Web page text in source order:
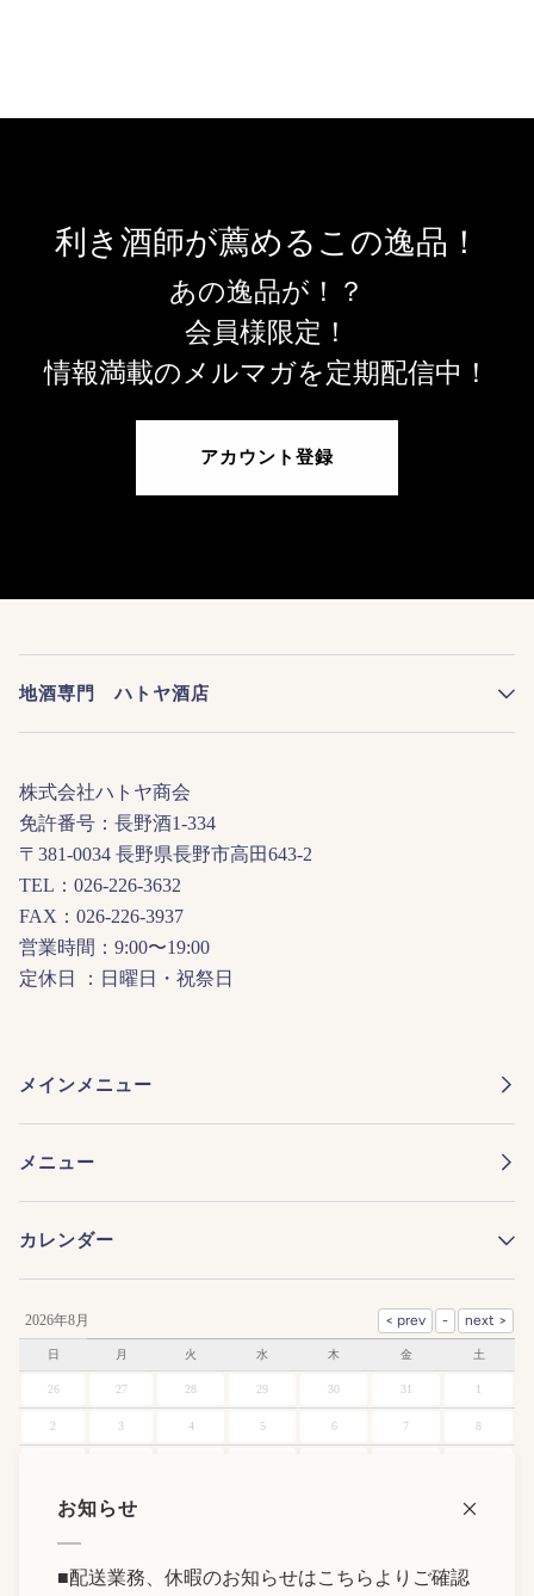
利き酒師が薦めるこの逸品！
あの逸品が！？
会員様限定！
情報満載のメルマガを定期配信中！
アカウント登録
地酒専門 ハトヤ酒店
株式会社ハトヤ商会
免許番号：長野酒1-334
〒381-0034 長野県長野市高田643-2
TEL：026-226-3632
FAX：026-226-3937
営業時間：9:00〜19:00
定休日 ：日曜日・祝祭日
メインメニュー
メニュー
カレンダー
2026年8月
日 月 火 水 木 金 土
26 27 28 29 30 31 1
2 3 4 5 6 7 8
17 22
30 31 1 2 3 4
お知らせ
■配送業務、休暇のお知らせはこちらよりご確認